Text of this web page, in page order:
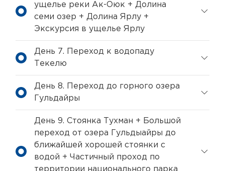
ущелье реки Ак-Оюк + Долина
семи озер + Долина Ярлу +
Экскурсия в ущелье Ярлу
День 7. Переход к водопаду
Текелю
День 8. Переход до горного озера
Гульдайры
День 9. Стоянка Тухман + Большой
переход от озера Гульдыайры до
ближайшей хорошей стоянки с
водой + Частичный проход по
территории национального парка